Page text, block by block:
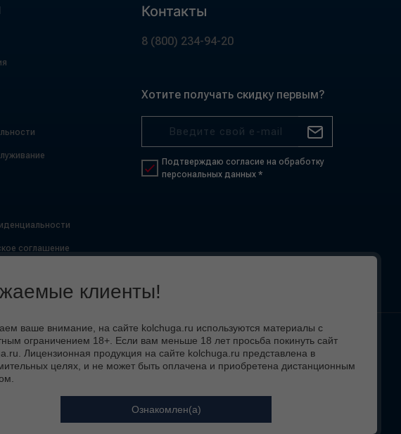
соглашение
Контакты
8 (800) 234-94-20
Хотите получать скидку первым?
Подтверждаю согласие на обработку
персональных данных *
(цвет, внешний вид,
не является
клиенты!
ваше внимание, на сайте kolchuga.ru используются материалы с
ограничением 18+. Если вам меньше 18 лет просьба покинуть сайт
Лицензионная продукция на сайте kolchuga.ru представлена в
целях, и не может быть оплачена и приобретена дистанционным
Ознакомлен(а)